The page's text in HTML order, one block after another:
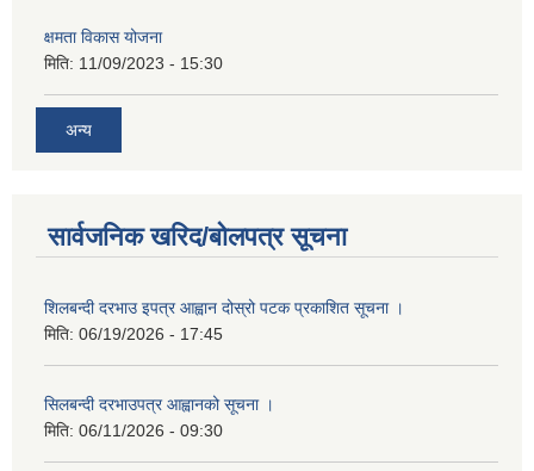
क्षमता विकास योजना
मिति: 11/09/2023 - 15:30
अन्य
सार्वजनिक खरिद/बोलपत्र सूचना
शिलबन्दी दरभाउ इपत्र आह्वान दोस्रो पटक प्रकाशित सूचना ।
मिति: 06/19/2026 - 17:45
सिलबन्दी दरभाउपत्र आह्वानको सूचना ।
मिति: 06/11/2026 - 09:30